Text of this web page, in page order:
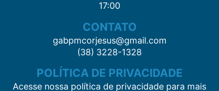
17:00
CONTATO
gabpmcorjesus@gmail.com
(38) 3228-1328
POLÍTICA DE PRIVACIDADE
Acesse nossa política de privacidade para mais